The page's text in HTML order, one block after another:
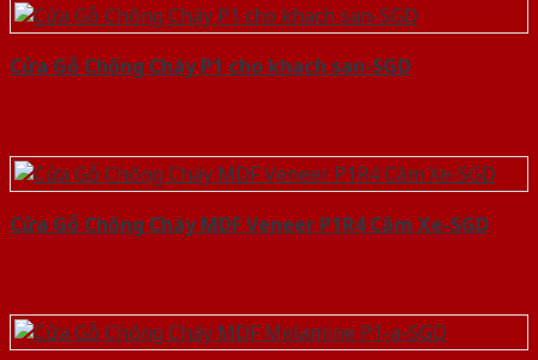
Cửa Gỗ Chống Cháy P1 cho khach san-SGD
Cửa Gỗ Chống Cháy MDF Veneer P1R4 Căm Xe-SGD